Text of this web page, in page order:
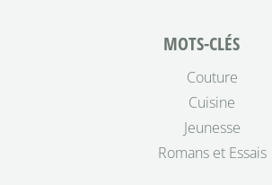
MOTS-CLÉS
Couture
Cuisine
Jeunesse
Romans et Essais